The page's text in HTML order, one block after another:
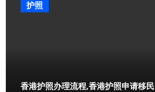
护照
香港护照办理流程,香港护照申请移民